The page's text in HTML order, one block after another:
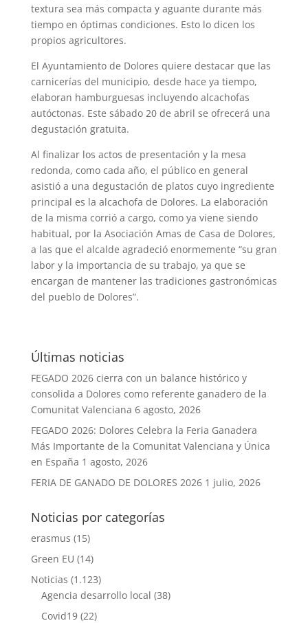
textura sea más compacta y aguante durante más
tiempo en óptimas condiciones. Esto lo dicen los
propios agricultores.
El Ayuntamiento de Dolores quiere destacar que las
carnicerías del municipio, desde hace ya tiempo,
elaboran hamburguesas incluyendo alcachofas
autóctonas. Este sábado 20 de abril se ofrecerá una
degustación gratuita.
Al finalizar los actos de presentación y la mesa
redonda, como cada año, el público en general
asistió a una degustación de platos cuyo ingrediente
principal es la alcachofa de Dolores. La elaboración
de la misma corrió a cargo, como ya viene siendo
habitual, por la Asociación Amas de Casa de Dolores,
a las que el alcalde agradeció enormemente “su gran
labor y la importancia de su trabajo, ya que se
encargan de mantener las tradiciones gastronómicas
del pueblo de Dolores”.
Últimas noticias
FEGADO 2026 cierra con un balance histórico y
consolida a Dolores como referente ganadero de la
Comunitat Valenciana 6 agosto, 2026
FEGADO 2026: Dolores Celebra la Feria Ganadera
Más Importante de la Comunitat Valenciana y Única
en España 1 agosto, 2026
FERIA DE GANADO DE DOLORES 2026 1 julio, 2026
Noticias por categorías
erasmus (15)
Green EU (14)
Noticias (1.123)
Agencia desarrollo local (38)
Covid19(22)